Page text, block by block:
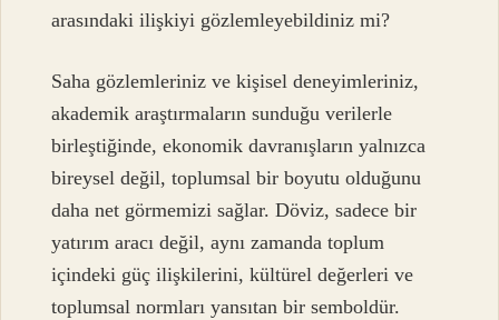
arasındaki ilişkiyi gözlemleyebildiniz mi?
Saha gözlemleriniz ve kişisel deneyimleriniz,
akademik araştırmaların sunduğu verilerle
birleştiğinde, ekonomik davranışların yalnızca
bireysel değil, toplumsal bir boyutu olduğunu
daha net görmemizi sağlar. Döviz, sadece bir
yatırım aracı değil, aynı zamanda toplum
içindeki güç ilişkilerini, kültürel değerleri ve
toplumsal normları yansıtan bir semboldür.